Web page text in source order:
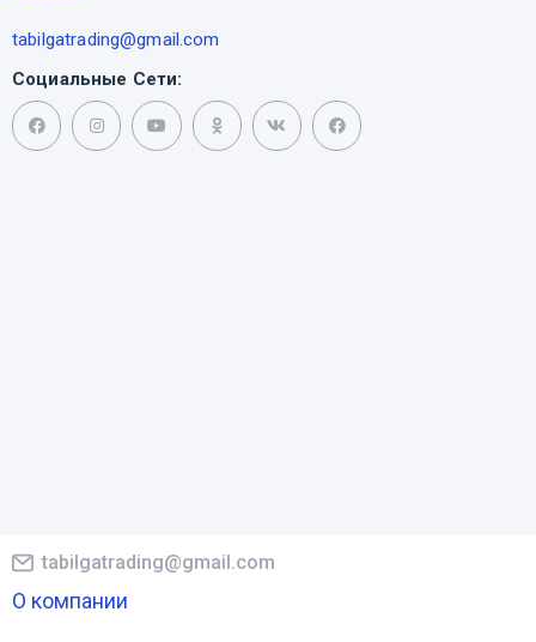
tabilgatrading@gmail.com
Социальные Сети:
tabilgatrading@gmail.com
О компании